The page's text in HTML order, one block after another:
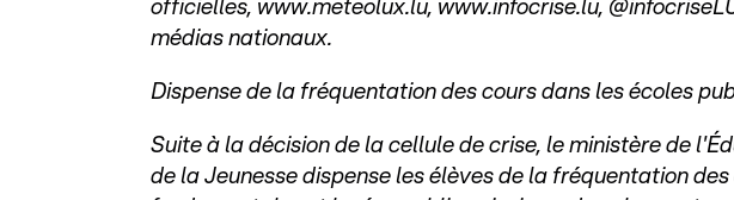
officielles, www.meteolux.lu, www.infocrise.lu,
médias nationaux.
Dispense de la fréquentation des cours dans les écoles
Suite à la décision de la cellule de crise, le ministère de
de la Jeunesse dispense les élèves de la fréquentation